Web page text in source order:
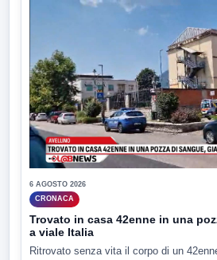
6 AGOSTO 2026
CRONACA
Trovato in casa 42enne in una
a viale Italia
Ritrovato senza vita il corpo di un